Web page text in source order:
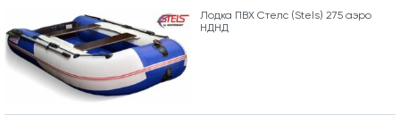
Лодка ПВХ Стелс (Stels) 275 аэро
НДНД